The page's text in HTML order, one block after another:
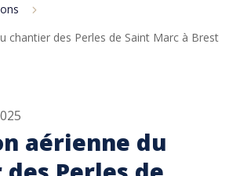
5
chantier des Perles de Saint Marc à Brest
aérienne du